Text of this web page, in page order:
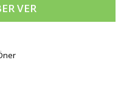
VER